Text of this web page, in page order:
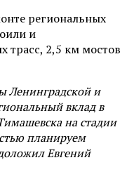
региональных
и
трасс, 2,5 км мостов
Ленинградской и
вклад в
на стадии
планируем
Евгений